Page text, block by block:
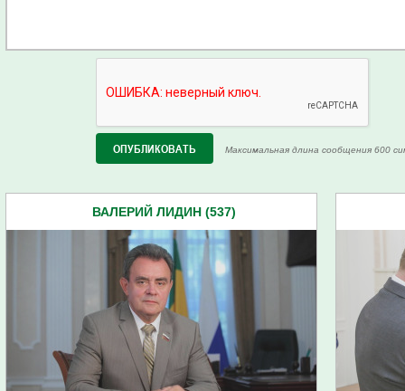
Максимальная длина сообщения 600
ВАЛЕРИЙ ЛИДИН (537)